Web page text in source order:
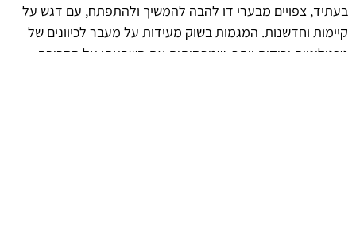
בעתיד, צפויים מבערי דו להבה להמשיך ולהתפתח, עם דגש על
קיימות וחדשנות. המגמות בשוק מעידות על מעבר לכיוונים של
טכנולוגיות ירוקות יותר, שמפחיתות את השפעתן על הסביבה